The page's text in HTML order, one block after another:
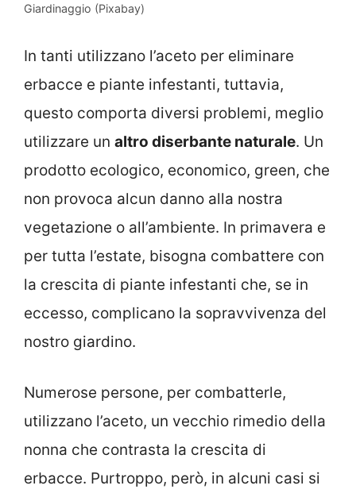
Giardinaggio (Pixabay)
In tanti utilizzano l’aceto per eliminare
erbacce e piante infestanti, tuttavia,
questo comporta diversi problemi, meglio
utilizzare un altro diserbante naturale. Un
prodotto ecologico, economico, green, che
non provoca alcun danno alla nostra
vegetazione o all’ambiente. In primavera e
per tutta l’estate, bisogna combattere con
la crescita di piante infestanti che, se in
eccesso, complicano la sopravvivenza del
nostro giardino.
Numerose persone, per combatterle,
utilizzano l’aceto, un vecchio rimedio della
nonna che contrasta la crescita di
erbacce. Purtroppo, però, in alcuni casi si